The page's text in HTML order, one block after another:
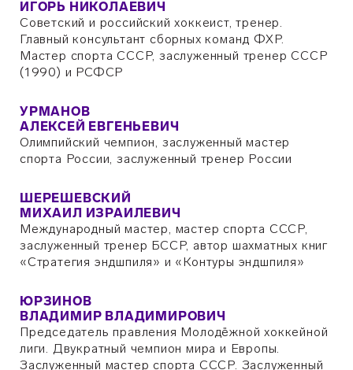
ИГОРЬ НИКОЛАЕВИЧ
Советский и российский хоккеист, тренер.
Главный консультант сборных команд ФХР.
Мастер спорта СССР, заслуженный тренер СССР
(1990) и РСФСР
УРМАНОВ
АЛЕКСЕЙ ЕВГЕНЬЕВИЧ
Олимпийский чемпион, заслуженный мастер
спорта России, заслуженный тренер России
ШЕРЕШЕВСКИЙ
МИХАИЛ ИЗРАИЛЕВИЧ
Международный мастер, мастер спорта СССР,
заслуженный тренер БССР, автор шахматных книг
«Стратегия эндшпиля» и «Контуры эндшпиля»
ЮРЗИНОВ
ВЛАДИМИР ВЛАДИМИРОВИЧ
Председатель правления Молодёжной хоккейной
лиги. Двукратный чемпион мира и Европы.
Заслуженный мастер спорта СССР. Заслуженный